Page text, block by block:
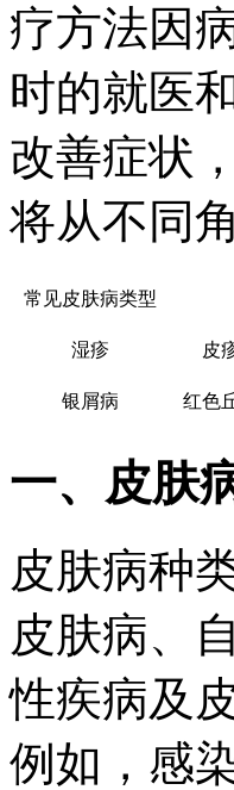
疗方法因
时的就医
改善症状
将从不同
常见皮肤病类型
湿疹 皮
银屑病 红色
一、皮肤
皮肤病种
皮肤病、
性疾病及
例如，感